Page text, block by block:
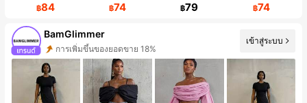
฿84 ฿74 ฿79 ฿74
BamGlimmer
การเพิ่มขึ้นของผู้ติดตาม 134%
เข้าสู่ระบบ